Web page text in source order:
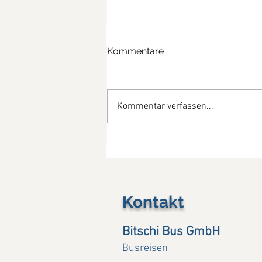
Kommentare
Kommentar verfassen...
Kontakt
Bitschi Bus GmbH
Busreisen